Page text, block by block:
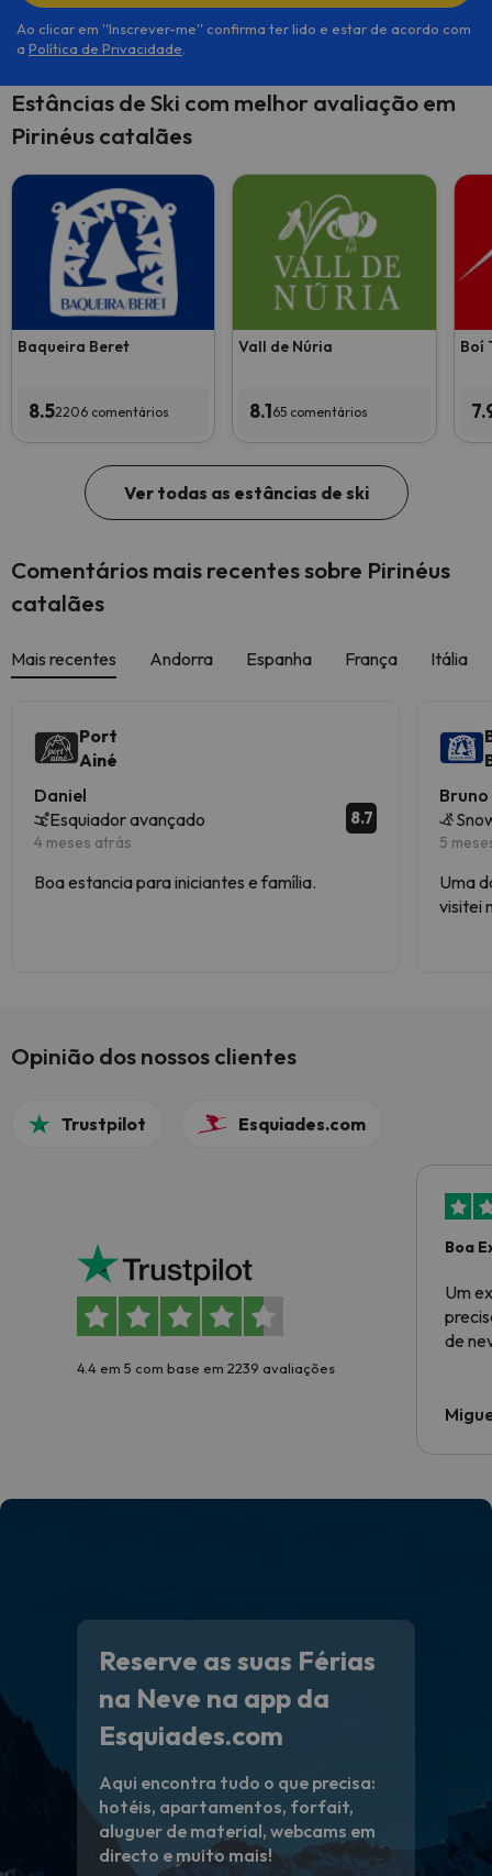
Ao clicar em ''Inscrever-me'' confirma ter lido e estar de acordo com
a Política de Privacidade
Estâncias de Ski com melhor avaliação em
Pirinéus catalães
Baqueira Beret
8.52206 comentários
Vall de Núria
8.165 comentários
Boí
Ver todas as estâncias de ski
Comentários mais recentes sobre Pirinéus
catalães
Mais recentes Andorra Espanha França Itália
Port
Ainé
Daniel
Esquiador avançado
4 meses atrás
8.7
Boa estancia para iniciantes e família.
Bruno
5
Uma
visitei
Opinião dos nossos clientes
Trustpilot Esquiades.com
4.4 em 5 com base em 2239 avaliações
Boa
Um
de
Reserve as suas Férias
na Neve na app da
Esquiades.com
Aqui encontra tudo o que precisa:
hotéis, apartamentos, forfait,
aluguer de material, webcams em
directo e muito mais!